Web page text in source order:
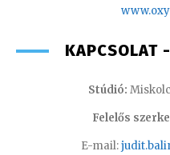
KAPCSOLAT
Stúdió:
Felelős
E-mail: